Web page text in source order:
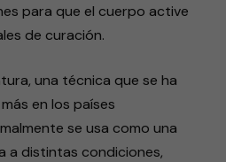
para que el cuerpo active
de curación.
una técnica que se ha
en los países
se usa como una
a distintas condiciones,